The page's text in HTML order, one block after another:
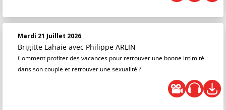
Mardi 21 Juillet 2026
Brigitte Lahaie avec Philippe ARLIN
Comment profiter des vacances pour retrouver une bonne intimité
dans son couple et retrouver une sexualité ?